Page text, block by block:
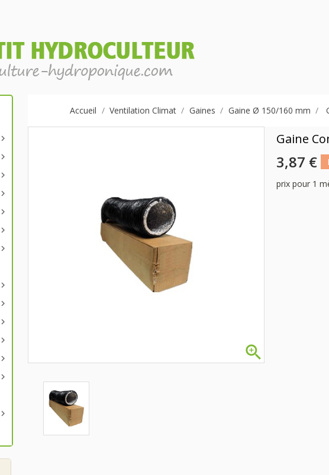














Accueil Ventilation Climat Gaines Gaine Ø 150/160 mm

Gaine
3,87 €
prix pour 1